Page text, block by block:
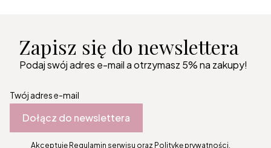
Zapisz się do newslettera
Podaj swój adres e-mail a otrzymasz 5% na zakupy!
Twój adres e-mail
Dołącz do newslettera
Akceptuję Regulamin serwisu oraz Politykę prywatności.